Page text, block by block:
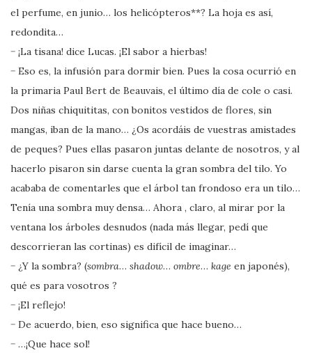
el perfume, en junio… los helicópteros**? La hoja es así,
redondita…
− ¡La tisana! dice Lucas. ¡El sabor a hierbas!
− Eso es, la infusión para dormir bien. Pues la cosa ocurrió en
la primaria Paul Bert de Beauvais, el último día de cole o casi.
Dos niñas chiquititas, con bonitos vestidos de flores, sin
mangas, iban de la mano… ¿Os acordáis de vuestras amistades
de peques? Pues ellas pasaron juntas delante de nosotros, y al
hacerlo pisaron sin darse cuenta la gran sombra del tilo. Yo
acababa de comentarles que el árbol tan frondoso era un tilo…
Tenía una sombra muy densa… Ahora , claro, al mirar por la
ventana los árboles desnudos (nada más llegar, pedí que
descorrieran las cortinas) es difícil de imaginar…
− ¿Y la sombra? (sombra… shadow… ombre… kage en japonés),
qué es para vosotros ?
− ¡El reflejo!
− De acuerdo, bien, eso significa que hace bueno…
− …¡Que hace sol!